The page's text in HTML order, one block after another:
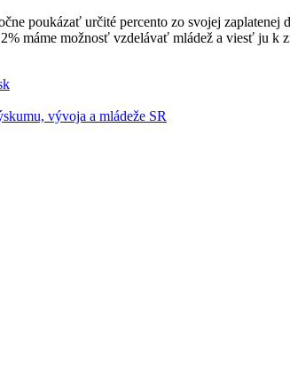
poukázať určité percento zo svojej
máme možnosť vzdelávať mládež a viesť ju k
vývoja a mládeže SR